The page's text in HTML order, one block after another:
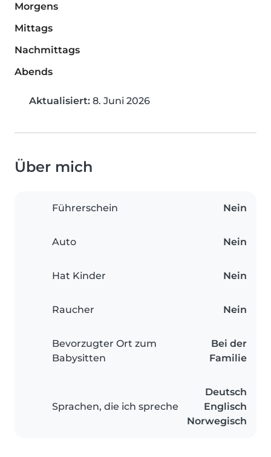
Morgens
Mittags
Nachmittags
Abends
Aktualisiert: 8. Juni 2026
Über mich
Führerschein Nein
Auto Nein
Hat Kinder Nein
Raucher Nein
Bevorzugter Ort zum
Babysitten
Bei der
Familie
Sprachen, die ich spreche
Deutsch
Englisch
Norwegisch